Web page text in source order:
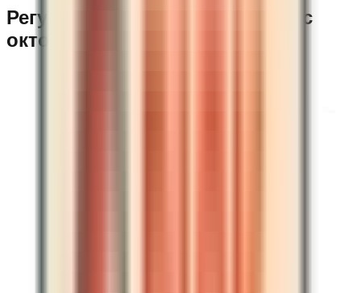
Регулятор HotDive ST3G S3/T3 с
октопусом и манометром